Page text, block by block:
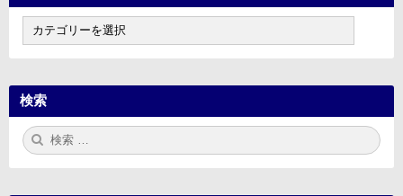
次
検索
検
索: